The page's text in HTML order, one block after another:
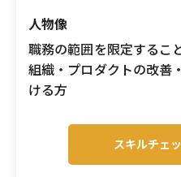
人物像
職務の範囲を限定するこ
組織・プロダクトの改善
ける方
スキルチェ